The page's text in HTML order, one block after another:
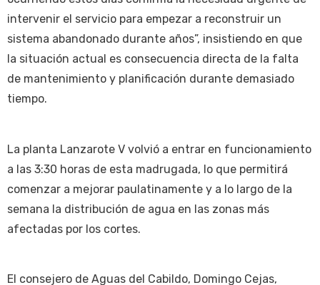
intervenir el servicio para empezar a reconstruir un
sistema abandonado durante años”, insistiendo en que
la situación actual es consecuencia directa de la falta
de mantenimiento y planificación durante demasiado
tiempo.
La planta Lanzarote V volvió a entrar en funcionamiento
a las 3:30 horas de esta madrugada, lo que permitirá
comenzar a mejorar paulatinamente y a lo largo de la
semana la distribución de agua en las zonas más
afectadas por los cortes.
El consejero de Aguas del Cabildo, Domingo Cejas,